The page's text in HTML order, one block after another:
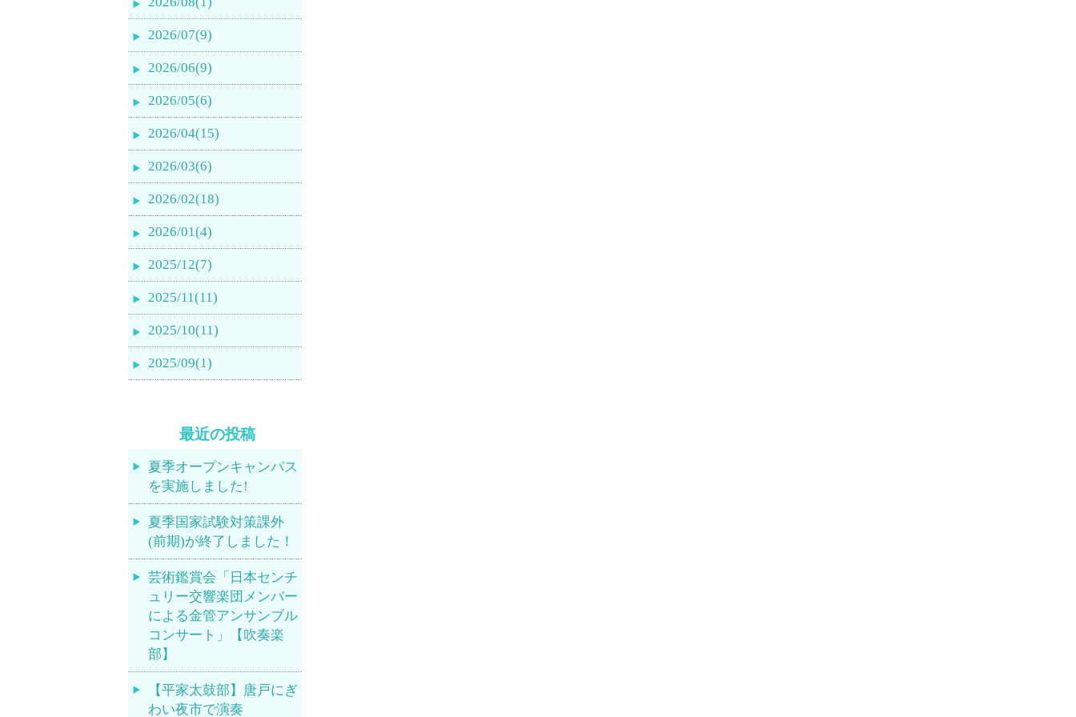
2026/07(9)
2026/06(9)
2026/05(6)
2026/04(15)
2026/03(6)
2026/02(18)
2026/01(4)
2025/12(7)
2025/11(11)
2025/10(11)
2025/09(1)
最近の投稿
夏季オープンキャンパス
を実施しました!
夏季国家試験対策課外
(前期)が終了しました！
芸術鑑賞会「日本センチ
ュリー交響楽団メンバー
による金管アンサンブル
コンサート」【吹奏楽
部】
【平家太鼓部】唐戸にぎ
わい夜市で演奏